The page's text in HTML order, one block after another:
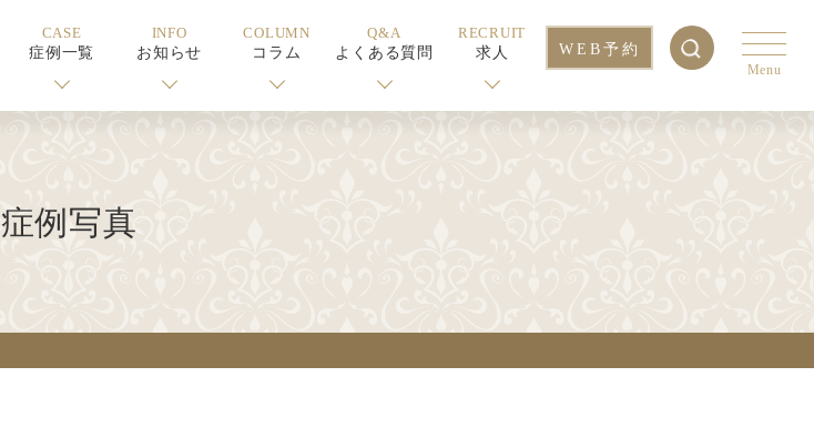
CASE
症例一覧
INFO
お知らせ
COLUMN
コラム
Q&A
よくある質問
RECRUIT
求人
WEB予約
Menu
症例写真